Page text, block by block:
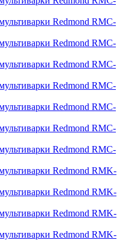
Redmond RMC-
Redmond RMC-
Redmond RMC-
Redmond RMC-
Redmond RMC-
Redmond RMC-
Redmond RMC-
Redmond RMK-
Redmond RMK-
Redmond RMK-
Redmond RMK-